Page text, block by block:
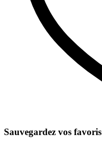
Sauvegardez vos favoris